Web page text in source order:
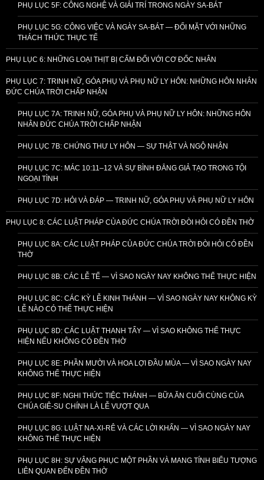
PHỤ LỤC 5F: CÔNG NGHỆ VÀ GIẢI TRÍ TRONG NGÀY SA-BÁT
PHỤ LỤC 5G: CÔNG VIỆC VÀ NGÀY SA-BÁT — ĐỐI MẶT VỚI NHỮNG
THÁCH THỨC THỰC TẾ
PHỤ LỤC 6: NHỮNG LOẠI THỊT BỊ CẤM ĐỐI VỚI CƠ ĐỐC NHÂN
PHỤ LỤC 7: TRINH NỮ, GÓA PHỤ VÀ PHỤ NỮ LY HÔN: NHỮNG HÔN NHÂN
ĐỨC CHÚA TRỜI CHẤP NHẬN
PHỤ LỤC 7A: TRINH NỮ, GÓA PHỤ VÀ PHỤ NỮ LY HÔN: NHỮNG HÔN
NHÂN ĐỨC CHÚA TRỜI CHẤP NHẬN
PHỤ LỤC 7B: CHỨNG THƯ LY HÔN — SỰ THẬT VÀ NGỘ NHẬN
PHỤ LỤC 7C: MÁC 10:11–12 VÀ SỰ BÌNH ĐẲNG GIẢ TẠO TRONG TỘI
NGOẠI TÌNH
PHỤ LỤC 7D: HỎI VÀ ĐÁP — TRINH NỮ, GÓA PHỤ VÀ PHỤ NỮ LY HÔN
PHỤ LỤC 8: CÁC LUẬT PHÁP CỦA ĐỨC CHÚA TRỜI ĐÒI HỎI CÓ ĐỀN THỜ
PHỤ LỤC 8A: CÁC LUẬT PHÁP CỦA ĐỨC CHÚA TRỜI ĐÒI HỎI CÓ ĐỀN
THỜ
PHỤ LỤC 8B: CÁC LỄ TẾ — VÌ SAO NGÀY NAY KHÔNG THỂ THỰC HIỆN
PHỤ LỤC 8C: CÁC KỲ LỄ KINH THÁNH — VÌ SAO NGÀY NAY KHÔNG KỲ
LỄ NÀO CÓ THỂ THỰC HIỆN
PHỤ LỤC 8D: CÁC LUẬT THANH TẨY — VÌ SAO KHÔNG THỂ THỰC
HIỆN NẾU KHÔNG CÓ ĐỀN THỜ
PHỤ LỤC 8E: PHẦN MƯỜI VÀ HOA LỢI ĐẦU MÙA — VÌ SAO NGÀY NAY
KHÔNG THỂ THỰC HIỆN
PHỤ LỤC 8F: NGHI THỨC TIỆC THÁNH — BỮA ĂN CUỐI CÙNG CỦA
CHÚA GIÊ-SU CHÍNH LÀ LỄ VƯỢT QUA
PHỤ LỤC 8G: LUẬT NA-XI-RÊ VÀ CÁC LỜI KHẤN — VÌ SAO NGÀY NAY
KHÔNG THỂ THỰC HIỆN
PHỤ LỤC 8H: SỰ VÂNG PHỤC MỘT PHẦN VÀ MANG TÍNH BIỂU TƯỢNG
LIÊN QUAN ĐẾN ĐỀN THỜ